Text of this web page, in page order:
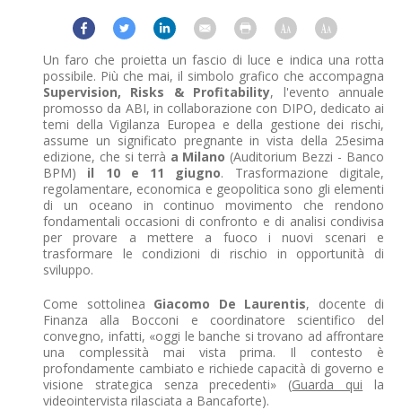
Un faro che proietta un fascio di luce e indica una rotta
possibile. Più che mai, il simbolo grafico che accompagna
Supervision, Risks & Profitability, l'evento annuale
promosso da ABI, in collaborazione con DIPO, dedicato ai
temi della Vigilanza Europea e della gestione dei rischi,
assume un significato pregnante in vista della 25esima
edizione, che si terrà a Milano (Auditorium Bezzi - Banco
BPM) il 10 e 11 giugno. Trasformazione digitale,
regolamentare, economica e geopolitica sono gli elementi
di un oceano in continuo movimento che rendono
fondamentali occasioni di confronto e di analisi condivisa
per provare a mettere a fuoco i nuovi scenari e
trasformare le condizioni di rischio in opportunità di
sviluppo.
Come sottolinea Giacomo De Laurentis, docente di
Finanza alla Bocconi e coordinatore scientifico del
convegno, infatti, «oggi le banche si trovano ad affrontare
una complessità mai vista prima. Il contesto è
profondamente cambiato e richiede capacità di governo e
visione strategica senza precedenti» (Guarda qui la
videointervista rilasciata a Bancaforte).